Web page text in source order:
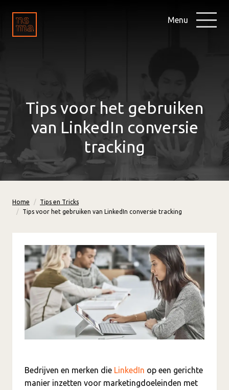
Menu
Tips voor het gebruiken
van LinkedIn conversie
tracking
Home
Tips en Tricks
Tips voor het gebruiken van LinkedIn conversie tracking
Bedrijven en merken die LinkedIn op een gerichte
manier inzetten voor marketingdoeleinden met